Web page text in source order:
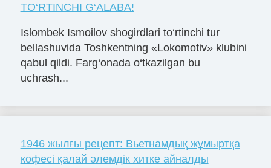
TO‘RTINCHI G‘ALABA!
Islombek Ismoilov shogirdlari to‘rtinchi tur
bellashuvida Toshkentning «Lokomotiv» klubini
qabul qildi. Farg‘onada o‘tkazilgan bu
uchrash...
1946 жылғы рецепт: Вьетнамдық жұмыртқа
кофесі қалай әлемдік хитке айналды